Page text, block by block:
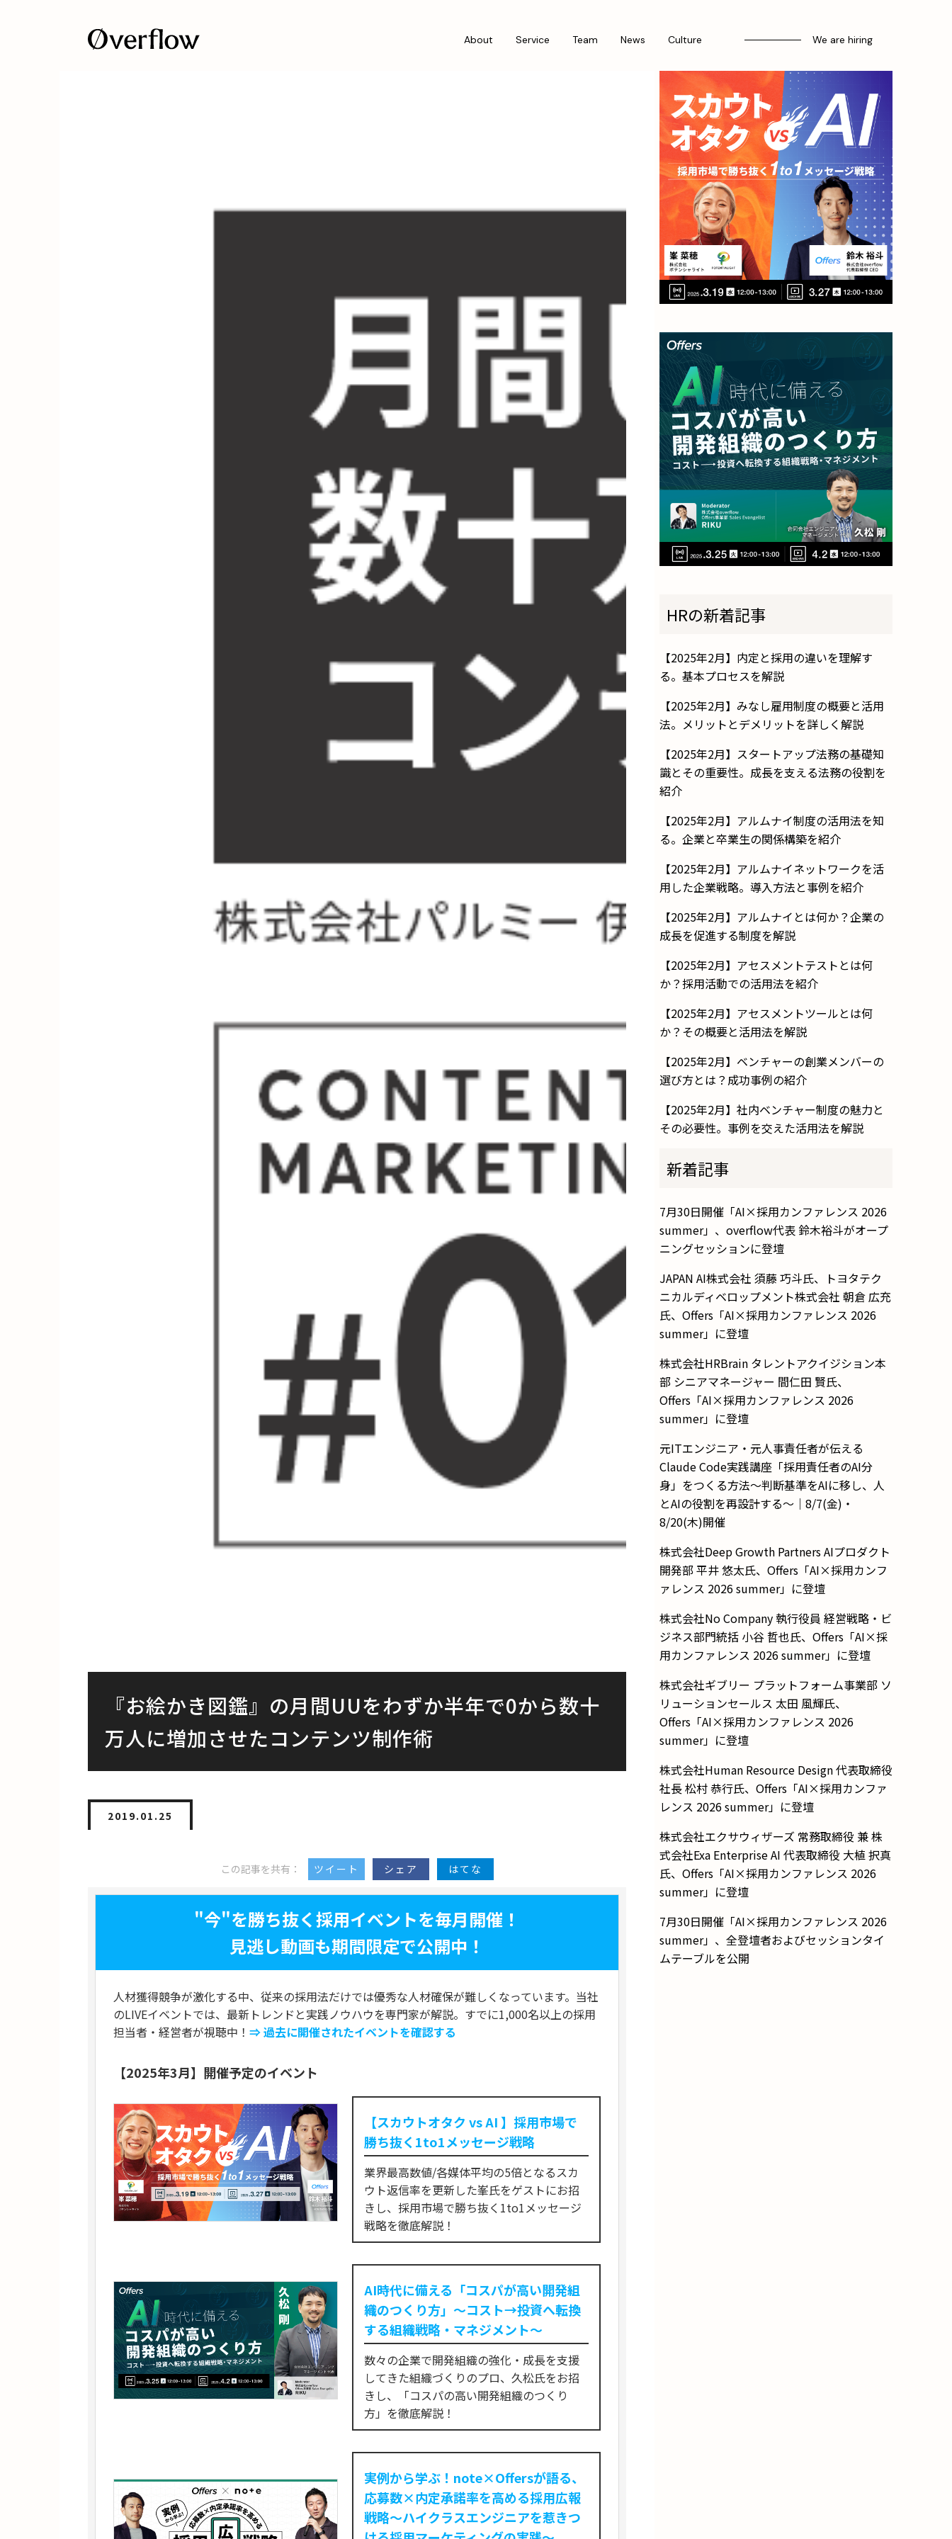
About Service Team News Culture We are hiring
『お絵かき図鑑』の月間UUをわずか半年で0から数十
万人に増加させたコンテンツ制作術
2019.01.25
この記事を共有： ツイート シェア はてな
"今"を勝ち抜く採用イベントを毎月開催！
見逃し動画も期間限定で公開中！
人材獲得競争が激化する中、従来の採用法だけでは優秀な人材確保が難しくなっています。当社
のLIVEイベントでは、最新トレンドと実践ノウハウを専門家が解説。すでに1,000名以上の採用
担当者・経営者が視聴中！ ⇒ 過去に開催されたイベントを確認する
【2025年3月】開催予定のイベント
【スカウトオタク vs AI 】採用市場で
勝ち抜く1to1メッセージ戦略
業界最高数値/各媒体平均の5倍となるスカ
ウト返信率を更新した峯氏をゲストにお招
きし、採用市場で勝ち抜く1to1メッセージ
戦略を徹底解説！
AI時代に備える「コスパが高い開発組
織のつくり方」〜コスト→投資へ転換
する組織戦略・マネジメント〜
数々の企業で開発組織の強化・成長を支援
してきた組織づくりのプロ、久松氏をお招
きし、「コスパの高い開発組織のつくり
方」を徹底解説！
実例から学ぶ！note×Offersが語る、
応募数×内定承諾率を高める採用広報
戦略～ハイクラスエンジニアを惹きつ
HRの新着記事
【2025年2月】内定と採用の違いを理解す
る。基本プロセスを解説
【2025年2月】みなし雇用制度の概要と活用
法。メリットとデメリットを詳しく解説
【2025年2月】スタートアップ法務の基礎知
識とその重要性。成長を支える法務の役割を
紹介
【2025年2月】アルムナイ制度の活用法を知
る。企業と卒業生の関係構築を紹介
【2025年2月】アルムナイネットワークを活
用した企業戦略。導入方法と事例を紹介
【2025年2月】アルムナイとは何か？企業の
成長を促進する制度を解説
【2025年2月】アセスメントテストとは何
か？採用活動での活用法を紹介
【2025年2月】アセスメントツールとは何
か？その概要と活用法を解説
【2025年2月】ベンチャーの創業メンバーの
選び方とは？成功事例の紹介
【2025年2月】社内ベンチャー制度の魅力と
その必要性。事例を交えた活用法を解説
新着記事
7月30日開催「AI×採用カンファレンス 2026
summer」、overflow代表 鈴木裕斗がオープ
ニングセッションに登壇
JAPAN AI株式会社 須藤 巧斗氏、トヨタテク
ニカルディベロップメント株式会社 朝倉 広充
氏、Offers「AI×採用カンファレンス 2026
summer」に登壇
株式会社HRBrain タレントアクイジション本
部 シニアマネージャー 間仁田 賢氏、
Offers「AI×採用カンファレンス 2026
summer」に登壇
元ITエンジニア・元人事責任者が伝える
Claude Code実践講座「採用責任者のAI分
身」をつくる方法〜判断基準をAIに移し、人
とAIの役割を再設計する〜｜8/7(金)・
8/20(木)開催
株式会社Deep Growth Partners AIプロダクト
開発部 平井 悠太氏、Offers「AI×採用カンフ
ァレンス 2026 summer」に登壇
株式会社No Company 執行役員 経営戦略・ビ
ジネス部門統括 小谷 哲也氏、Offers「AI×採
用カンファレンス 2026 summer」に登壇
株式会社ギブリー プラットフォーム事業部 ソ
リューションセールス 太田 風輝氏、
Offers「AI×採用カンファレンス 2026
summer」に登壇
株式会社Human Resource Design 代表取締役
社長 松村 恭行氏、Offers「AI×採用カンファ
レンス 2026 summer」に登壇
株式会社エクサウィザーズ 常務取締役 兼 株
式会社Exa Enterprise AI 代表取締役 大植 択真
氏、Offers「AI×採用カンファレンス 2026
summer」に登壇
7月30日開催「AI×採用カンファレンス 2026
summer」、全登壇者およびセッションタイ
ムテーブルを公開